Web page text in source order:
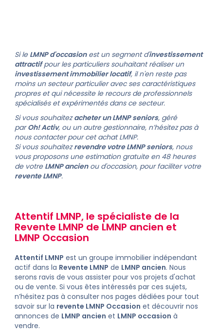
Si le LMNP d'occasionest un segment d'investissement
attractifpour les particuliers souhaitant réaliser un
investissement immobilier locatif, il n'en reste pas
moins un secteur particulier avec ses caractéristiques
propres et qui nécessite le recours de professionnels
spécialisés et expérimentés dans ce secteur.
Si vous souhaitezacheter un LMNP seniors, géré
parOh! Activ, ou un autre gestionnaire, n’hésitez pas à
nous contacter pour cet achat LMNP.
Si vous souhaitezrevendre votreLMNP seniors, nous
vous proposons une estimation gratuite en 48 heures
de votre LMNP ancienou d'occasion, pour faciliter votre
revente LMNP.
Attentif LMNP, le spécialiste de la
Revente LMNP de LMNP ancien et
LMNP Occasion
Attentif LMNP est un groupe immobilier indépendant
actif dans la Revente LMNP de LMNP ancien. Nous
serons ravis de vous assister pour vos projets d'achat
ou de vente. Si vous êtes intéressés par ces sujets,
n’hésitez pas à consulter nos pages dédiées pour tout
savoir sur la revente LMNP Occasion et découvrir nos
annonces de LMNP ancien et LMNP occasion à
vendre.